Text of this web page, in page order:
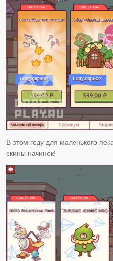
В этом году для маленького
скины начинок!